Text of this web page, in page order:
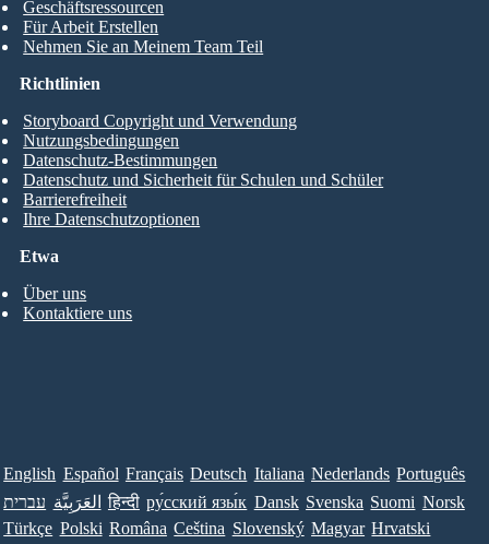
Geschäftsressourcen
Für Arbeit Erstellen
Nehmen Sie an Meinem Team Teil
Etwa
Über uns
Kontaktiere uns
Richtlinien
Storyboard Copyright und Verwendung
Nutzungsbedingungen
Datenschutz-Bestimmungen
Datenschutz und Sicherheit für Schulen und Schüler
Barrierefreiheit
Ihre Datenschutzoptionen
English Español Français Deutsch Italiana Nederlands Português
עברית العَرَبِيَّة हिन्दी ру́сский язы́к Dansk Svenska Suomi Norsk
Türkçe Polski Româna Ceština Slovenský Magyar Hrvatski